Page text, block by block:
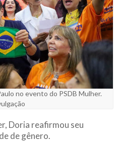
no evento do PSDB Mulher.
Doria reafirmou seu
de gênero.